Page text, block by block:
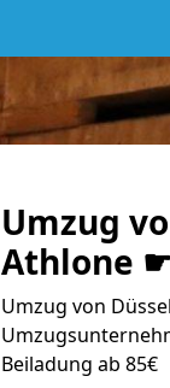
Umzug
Athlone
Umzug von
Beiladung ab 85€